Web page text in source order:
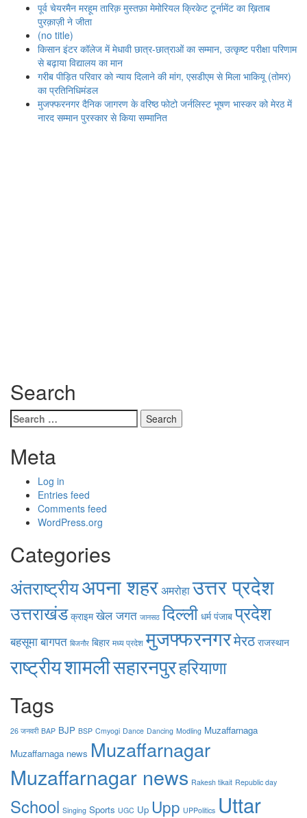
पूर्व चेयरमैन मरहूम तारिक़ मुस्तफ़ा मेमोरियल क्रिकेट टूर्नामेंट का ख़िताब
पुरक़ाज़ी ने जीता
(no title)
किसान इंटर कॉलेज में मेधावी छात्र-छात्राओं का सम्मान, उत्कृष्ट परीक्षा परिणाम
से बढ़ाया विद्यालय का मान
गरीब पीड़ित परिवार को न्याय दिलाने की मांग, एसडीएम से मिला भाकियू (तोमर)
का प्रतिनिधिमंडल
मुजफ्फरनगर दैनिक जागरण के वरिष्ठ फोटो जर्नलिस्ट भूषण भास्कर को मेरठ में
नारद सम्मान पुरस्कार से किया सम्मानित
Search
Search
for:
Meta
Log in
Entries feed
Comments feed
WordPress.org
Categories
अंतराष्ट्रीयअपना शहरअमरोहाउत्तर प्रदेश
उत्तराखंड क्राइम खेल जगत जानसठ दिल्ली धर्म पंजाब प्रदेश
बहसूमाबागपत बिजनौर बिहार मध्य प्रदेश मुजफ्फरनगरमेरठ राजस्थान
राष्ट्रीयशामलीसहारनपुरहरियाणा
Tags
26 जनवरी BAP BJP BSP Cmyogi Dance Dancing Modling Muzaffarnaga
Muzaffarnaga news Muzaffarnagar
Muzaffarnagar news Rakesh tikait Republic day
School Singing Sports UGC Up Upp UPPolitics Uttar